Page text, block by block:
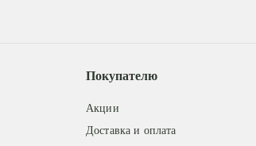
Покупателю
Акции
Доставка и оплата